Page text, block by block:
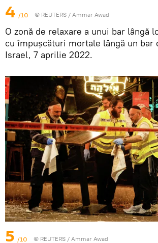
4 /10 © REUTERS / Ammar Awad
O zonă de relaxare a unui bar lângă
cu împușcături mortale lângă un bar
Israel, 7 aprilie 2022.
5 /10 © REUTERS / Ammar Awad